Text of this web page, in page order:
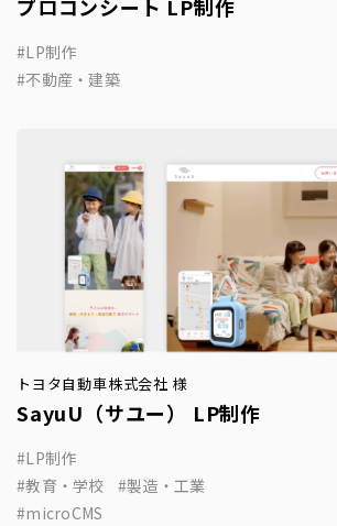
プロコンシート LP制作
LP制作
不動産・建築
トヨタ自動車株式会社 様
SayuU（サユー） LP制作
LP制作
教育・学校
製造・工業
microCMS